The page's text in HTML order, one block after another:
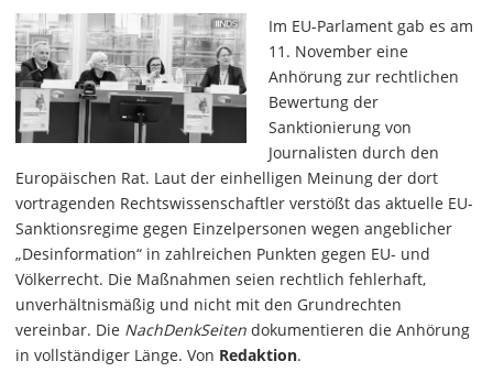
Im EU-Parlament gab es am
11. November eine
Anhörung zur rechtlichen
Bewertung der
Sanktionierung von
Journalisten durch den
Europäischen Rat. Laut der einhelligen Meinung der dort
vortragenden Rechtswissenschaftler verstößt das aktuelle EU-
Sanktionsregime gegen Einzelpersonen wegen angeblicher
„Desinformation“ in zahlreichen Punkten gegen EU- und
Völkerrecht. Die Maßnahmen seien rechtlich fehlerhaft,
unverhältnismäßig und nicht mit den Grundrechten
vereinbar. Die NachDenkSeiten dokumentieren die Anhörung
in vollständiger Länge. Von Redaktion.